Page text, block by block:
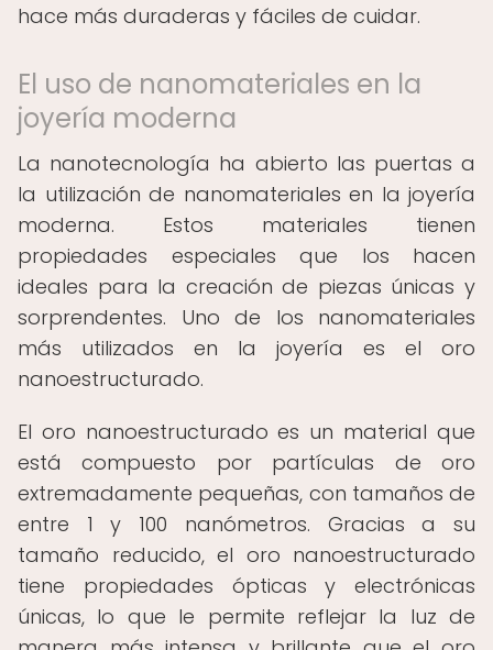
hace más duraderas y fáciles de cuidar.
El uso de nanomateriales en la
joyería moderna
La nanotecnología ha abierto las puertas a
la utilización de nanomateriales en la joyería
moderna. Estos materiales tienen
propiedades especiales que los hacen
ideales para la creación de piezas únicas y
sorprendentes. Uno de los nanomateriales
más utilizados en la joyería es el oro
nanoestructurado.
El oro nanoestructurado es un material que
está compuesto por partículas de oro
extremadamente pequeñas, con tamaños de
entre 1 y 100 nanómetros. Gracias a su
tamaño reducido, el oro nanoestructurado
tiene propiedades ópticas y electrónicas
únicas, lo que le permite reflejar la luz de